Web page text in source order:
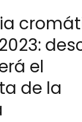
el
de la